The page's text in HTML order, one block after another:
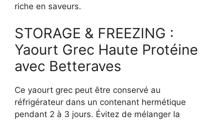
riche en saveurs.
STORAGE & FREEZING :
Yaourt Grec Haute Protéine
avec Betteraves
Ce yaourt grec peut être conservé au
réfrigérateur dans un contenant hermétique
pendant 2 à 3 jours. Évitez de mélanger la